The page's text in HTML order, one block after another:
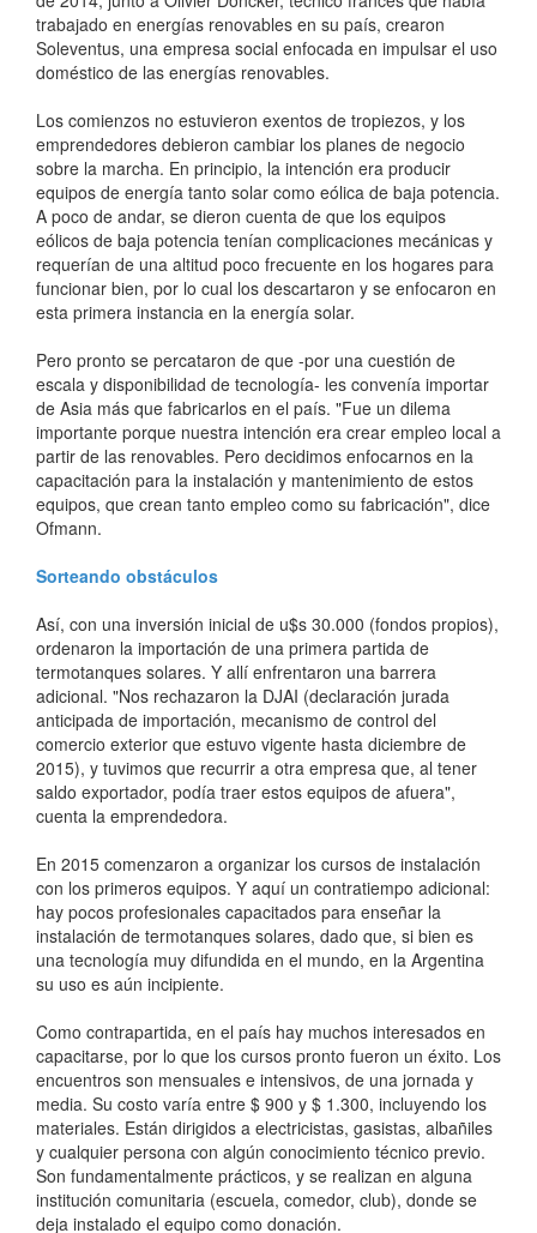
trabajado en energías renovables en su país, crearon
Soleventus, una empresa social enfocada en impulsar el uso
doméstico de las energías renovables.
Los comienzos no estuvieron exentos de tropiezos, y los
emprendedores debieron cambiar los planes de negocio
sobre la marcha. En principio, la intención era producir
equipos de energía tanto solar como eólica de baja potencia.
A poco de andar, se dieron cuenta de que los equipos
eólicos de baja potencia tenían complicaciones mecánicas y
requerían de una altitud poco frecuente en los hogares para
funcionar bien, por lo cual los descartaron y se enfocaron en
esta primera instancia en la energía solar.
Pero pronto se percataron de que -por una cuestión de
escala y disponibilidad de tecnología- les convenía importar
de Asia más que fabricarlos en el país. "Fue un dilema
importante porque nuestra intención era crear empleo local a
partir de las renovables. Pero decidimos enfocarnos en la
capacitación para la instalación y mantenimiento de estos
equipos, que crean tanto empleo como su fabricación", dice
Ofmann.
Sorteando obstáculos
Así, con una inversión inicial de u$s 30.000 (fondos propios),
ordenaron la importación de una primera partida de
termotanques solares. Y allí enfrentaron una barrera
adicional. "Nos rechazaron la DJAI (declaración jurada
anticipada de importación, mecanismo de control del
comercio exterior que estuvo vigente hasta diciembre de
2015), y tuvimos que recurrir a otra empresa que, al tener
saldo exportador, podía traer estos equipos de afuera",
cuenta la emprendedora.
En 2015 comenzaron a organizar los cursos de instalación
con los primeros equipos. Y aquí un contratiempo adicional:
hay pocos profesionales capacitados para enseñar la
instalación de termotanques solares, dado que, si bien es
una tecnología muy difundida en el mundo, en la Argentina
su uso es aún incipiente.
Como contrapartida, en el país hay muchos interesados en
capacitarse, por lo que los cursos pronto fueron un éxito. Los
encuentros son mensuales e intensivos, de una jornada y
media. Su costo varía entre $ 900 y $ 1.300, incluyendo los
materiales. Están dirigidos a electricistas, gasistas, albañiles
y cualquier persona con algún conocimiento técnico previo.
Son fundamentalmente prácticos, y se realizan en alguna
institución comunitaria (escuela, comedor, club), donde se
deja instalado el equipo como donación.